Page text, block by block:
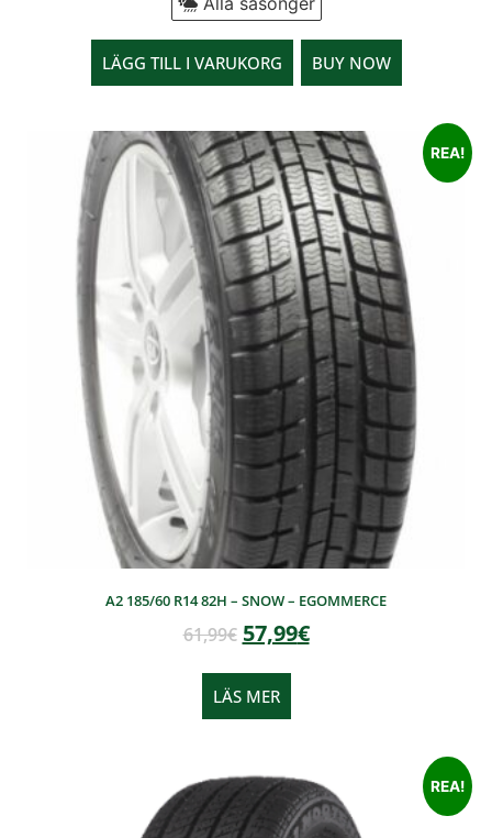
LÄGG TILL I VARUKORG BUY NOW
REA!
A2 185/60 R14 82H – SNOW – EGOMMERCE
61,99€ 57,99€
LÄS MER
REA!